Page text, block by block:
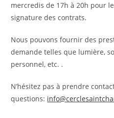
mercredis de 17h à 20h pour
signature des contrats.
Nous pouvons fournir des
demande telles que lumière,
personnel, etc. .
N’hésitez pas à prendre
questions: